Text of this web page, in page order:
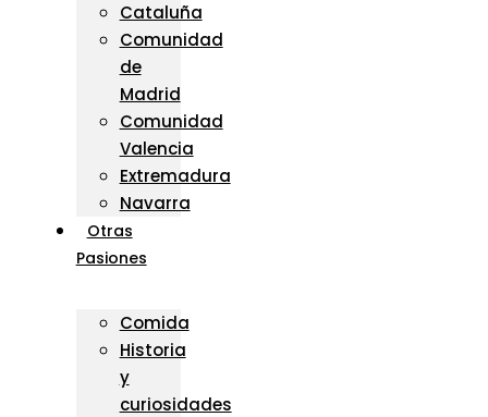
Cataluña
Comunidad
de
Madrid
Comunidad
Valencia
Extremadura
Navarra
Otras
Pasiones
Comida
Historia
y
curiosidades